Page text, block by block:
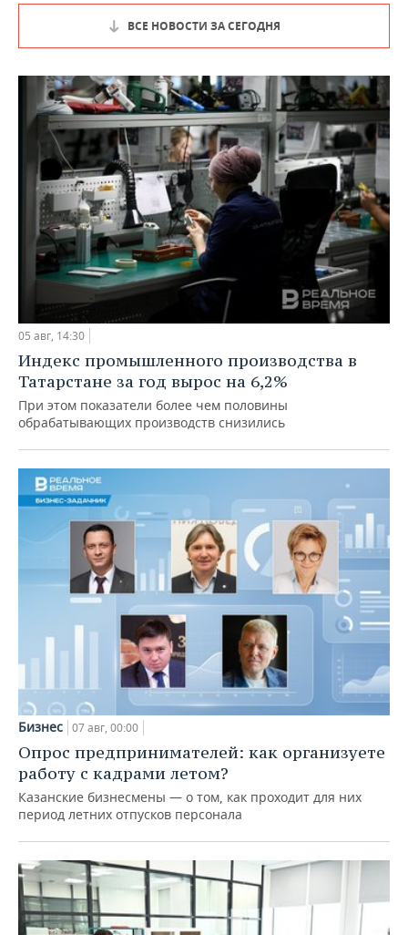
ВСЕ НОВОСТИ ЗА СЕГОДНЯ
05 авг, 14:30
Индекс промышленного производства в
Татарстане за год вырос на 6,2%
При этом показатели более чем половины
обрабатывающих производств снизились
Бизнес 07 авг, 00:00
Опрос предпринимателей: как организуете
работу с кадрами летом?
Казанские бизнесмены — о том, как проходит для них
период летних отпусков персонала